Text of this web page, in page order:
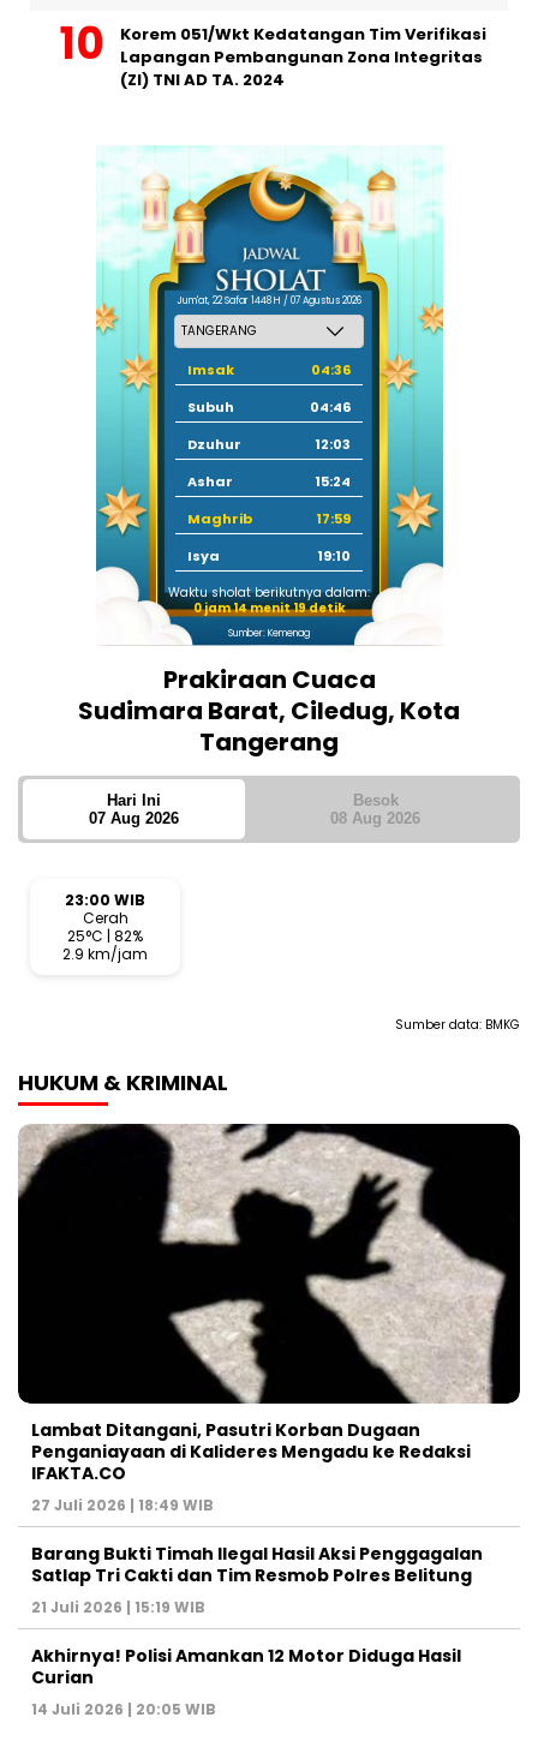
Korem 051/Wkt Kedatangan Tim Verifikasi
Lapangan Pembangunan Zona Integritas
(ZI) TNI AD TA. 2024
Jum'at, 22 Safar 1448 H / 07 Agustus 2026
Imsak
04:36
Subuh
04:46
Dzuhur
12:03
Ashar
15:24
Maghrib
17:59
Isya
19:10
Waktu sholat berikutnya dalam:
0 jam 14 menit 19 detik
Sumber: Kemenag
Prakiraan Cuaca
Sudimara Barat, Ciledug, Kota
Tangerang
Hari Ini
07 Aug 2026
Besok
08 Aug 2026
23:00 WIB
Cerah
25°C | 82%
2.9 km/jam
Sumber data: BMKG
HUKUM & KRIMINAL
Lambat Ditangani, Pasutri Korban Dugaan
Penganiayaan di Kalideres Mengadu ke Redaksi
IFAKTA.CO
27 Juli 2026 | 18:49 WIB
Barang Bukti Timah Ilegal Hasil Aksi Penggagalan
Satlap Tri Cakti dan Tim Resmob Polres Belitung
21 Juli 2026 | 15:19 WIB
Akhirnya! Polisi Amankan 12 Motor Diduga Hasil
Curian
14 Juli 2026 | 20:05 WIB